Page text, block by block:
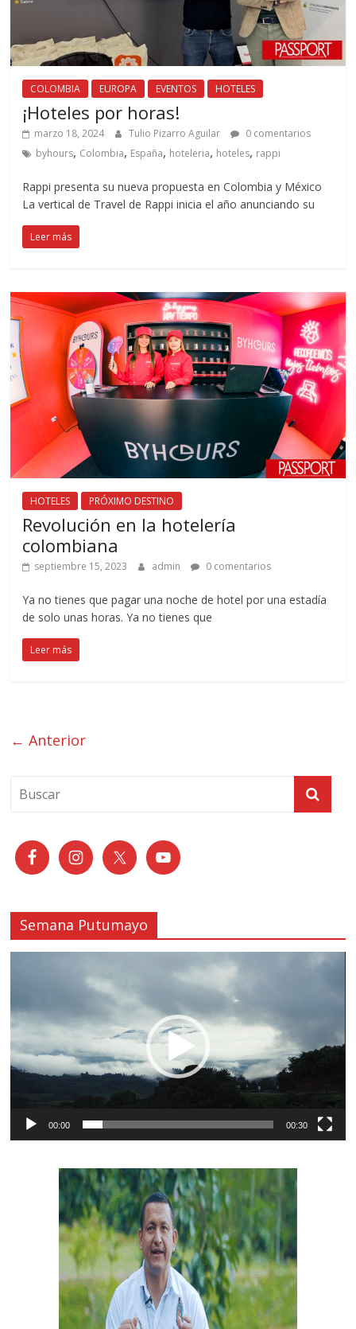
COLOMBIA EUROPA EVENTOS HOTELES
¡Hoteles por horas!
marzo 18, 2024 Tulio Pizarro Aguilar
0 comentarios
byhours, Colombia, España, hoteleria, hoteles, rappi
Rappi presenta su nueva propuesta en Colombia y México
La vertical de Travel de Rappi inicia el año anunciando su
Leer más
HOTELES PRÓXIMO DESTINO
Revolución en la hotelería
colombiana
septiembre 15, 2023 admin 0 comentarios
Ya no tienes que pagar una noche de hotel por una estadía
de solo unas horas. Ya no tienes que
Leer más
← Anterior
Semana Putumayo
00:00 00:30